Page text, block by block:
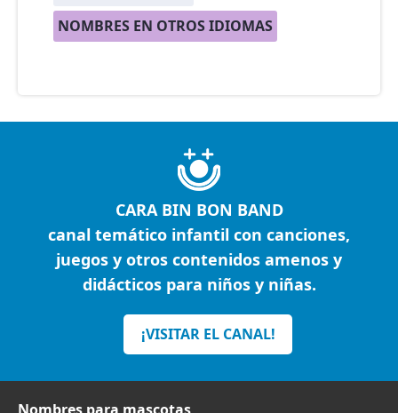
NOMBRES EN OTROS IDIOMAS
CARA BIN BON BAND
canal temático infantil con canciones,
juegos y otros contenidos amenos y
didácticos para niños y niñas.
¡VISITAR EL CANAL!